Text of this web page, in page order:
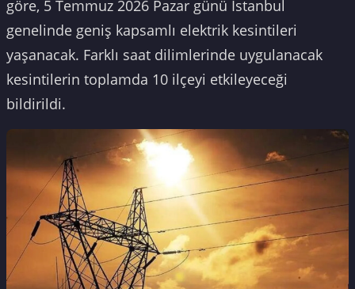
göre, 5 Temmuz 2026 Pazar günü İstanbul
genelinde geniş kapsamlı elektrik kesintileri
yaşanacak. Farklı saat dilimlerinde uygulanacak
kesintilerin toplamda 10 ilçeyi etkileyeceği
bildirildi.